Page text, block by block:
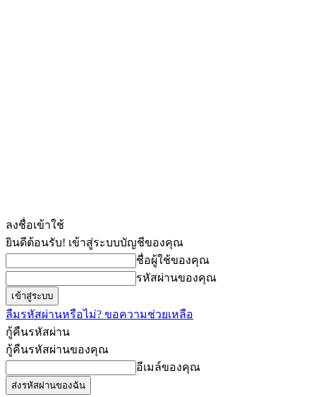
ลงชื่อเข้าใช้
ยินดีต้อนรับ! เข้าสู่ระบบบัญชีของคุณ
ชื่อผู้ใช้ของคุณ
รหัสผ่านของคุณ
ลืมรหัสผ่านหรือไม่? ขอความช่วยเหลือ
กู้คืนรหัสผ่าน
กู้คืนรหัสผ่านของคุณ
อีเมล์ของคุณ